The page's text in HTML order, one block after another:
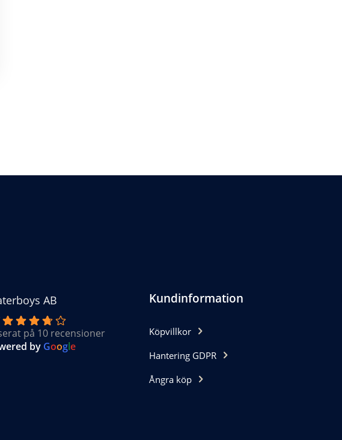
AB
på 10 recensioner
by Google
Kundinformation
Köpvillkor
Hantering GDPR
Ångra köp